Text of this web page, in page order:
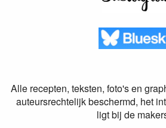
Alle recepten, teksten, foto's en
auteursrechtelijk beschermd, het
ligt bij de